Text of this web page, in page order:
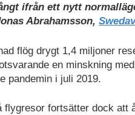
ifrån ett nytt
Abrahamsson,
flög drygt 1,4 miljoner
en minskning
pandemin i juli 2019.
flygresor fortsätter dock